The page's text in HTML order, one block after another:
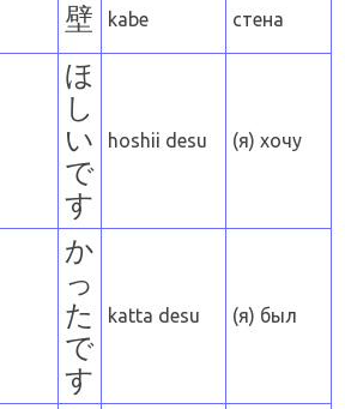
壁 kabe стена
ほ
し
い
で
す
hoshii desu (я) хочу
か
っ
た
で
す
katta desu (я) был